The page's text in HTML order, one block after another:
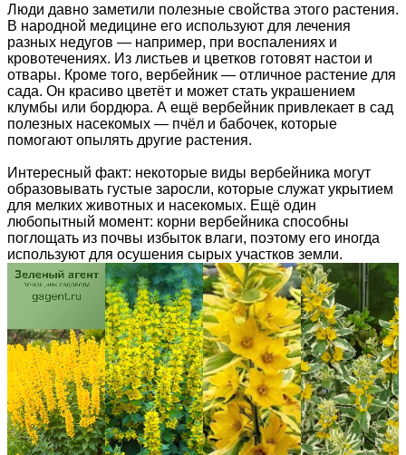
Люди давно заметили полезные свойства этого растения.
В народной медицине его используют для лечения
разных недугов — например, при воспалениях и
кровотечениях. Из листьев и цветков готовят настои и
отвары. Кроме того, вербейник — отличное растение для
сада. Он красиво цветёт и может стать украшением
клумбы или бордюра. А ещё вербейник привлекает в сад
полезных насекомых — пчёл и бабочек, которые
помогают опылять другие растения.
Интересный факт: некоторые виды вербейника могут
образовывать густые заросли, которые служат укрытием
для мелких животных и насекомых. Ещё один
любопытный момент: корни вербейника способны
поглощать из почвы избыток влаги, поэтому его иногда
используют для осушения сырых участков земли.